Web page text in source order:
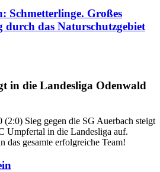
Schmetterlinge. Großes
durch das Naturschutzgebiet
in die Landesliga Odenwald
(2:0) Sieg gegen die SG Auerbach steigt
Umpfertal in die Landesliga auf.
das gesamte erfolgreiche Team!